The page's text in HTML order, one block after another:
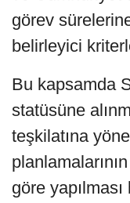
görev
belirleyici
Bu kapsamda
statüsüne
teşkilatına
göre